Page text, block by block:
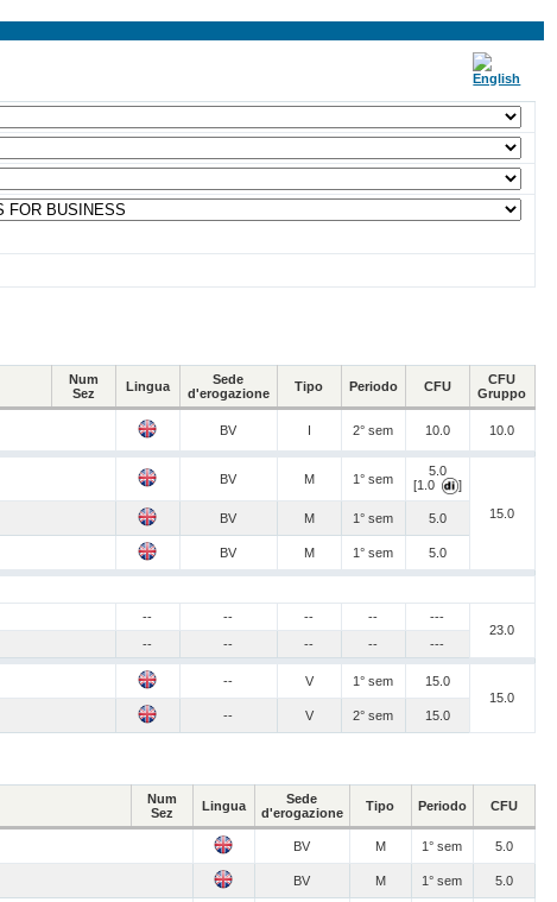
Num
Sez
Lingua
Sede
d'erogazione
Tipo Periodo CFU
CFU
Gruppo
BV I 2° sem 10.0 10.0
BV M 1° sem
5.0
[1.0
]
15.0
BV M 1° sem 5.0
BV M 1° sem 5.0
-- -- -- --
---
23.0
-- -- -- -- ---
-- V 1° sem
15.0
15.0
-- V 2° sem 15.0
Num
Sez
Lingua
Sede
d'erogazione
Tipo Periodo CFU
BV M 1° sem 5.0
BV M 1° sem 5.0